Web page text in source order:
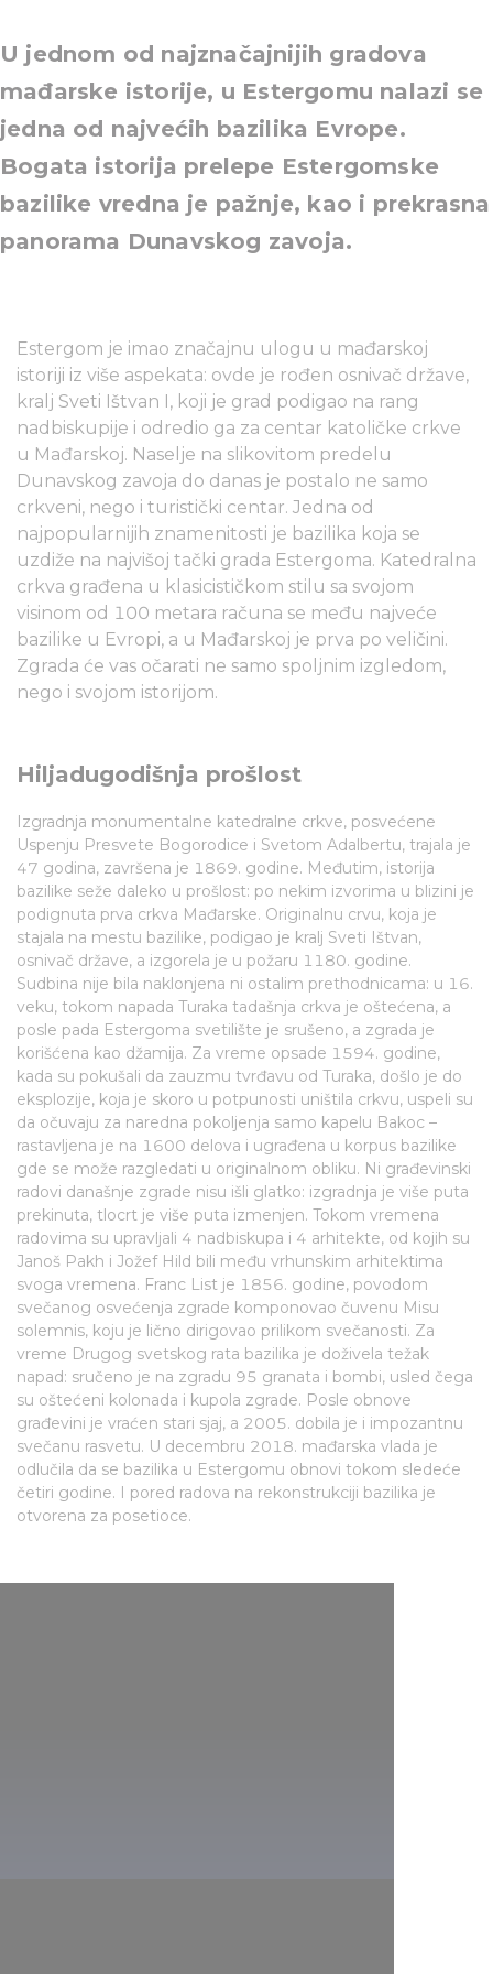
U jednom od najznačajnijih gradova
mađarske istorije, u Estergomu nalazi se
jedna od najvećih bazilika Evrope.
Bogata istorija prelepe Estergomske
bazilike vredna je pažnje, kao i prekrasna
panorama Dunavskog zavoja.
Estergom je imao značajnu ulogu u mađarskoj
istoriji iz više aspekata: ovde je rođen osnivač države,
kralj Sveti Ištvan I, koji je grad podigao na rang
nadbiskupije i odredio ga za centar katoličke crkve
u Mađarskoj. Naselje na slikovitom predelu
Dunavskog zavoja do danas je postalo ne samo
crkveni, nego i turistički centar. Jedna od
najpopularnijih znamenitosti je bazilika koja se
uzdiže na najvišoj tački grada Estergoma. Katedralna
crkva građena u klasicističkom stilu sa svojom
visinom od 100 metara računa se među najveće
bazilike u Evropi, a u Mađarskoj je prva po veličini.
Zgrada će vas očarati ne samo spoljnim izgledom,
nego i svojom istorijom.
Hiljadugodišnja prošlost
Izgradnja monumentalne katedralne crkve, posvećene
Uspenju Presvete Bogorodice i Svetom Adalbertu, trajala je
47 godina, završena je 1869. godine. Međutim, istorija
bazilike seže daleko u prošlost: po nekim izvorima u blizini je
podignuta prva crkva Mađarske. Originalnu crvu, koja je
stajala na mestu bazilike, podigao je kralj Sveti Ištvan,
osnivač države, a izgorela je u požaru 1180. godine.
Sudbina nije bila naklonjena ni ostalim prethodnicama: u 16.
veku, tokom napada Turaka tadašnja crkva je oštećena, a
posle pada Estergoma svetilište je srušeno, a zgrada je
korišćena kao džamija. Za vreme opsade 1594. godine,
kada su pokušali da zauzmu tvrđavu od Turaka, došlo je do
eksplozije, koja je skoro u potpunosti uništila crkvu, uspeli su
da očuvaju za naredna pokoljenja samo kapelu Bakoc –
rastavljena je na 1600 delova i ugrađena u korpus bazilike
gde se može razgledati u originalnom obliku. Ni građevinski
radovi današnje zgrade nisu išli glatko: izgradnja je više puta
prekinuta, tlocrt je više puta izmenjen. Tokom vremena
radovima su upravljali 4 nadbiskupa i 4 arhitekte, od kojih su
Janoš Pakh i Jožef Hild bili među vrhunskim arhitektima
svoga vremena. Franc List je 1856. godine, povodom
svečanog osvećenja zgrade komponovao čuvenu Misu
solemnis, koju je lično dirigovao prilikom svečanosti. Za
vreme Drugog svetskog rata bazilika je doživela težak
napad: sručeno je na zgradu 95 granata i bombi, usled čega
su oštećeni kolonada i kupola zgrade. Posle obnove
građevini je vraćen stari sjaj, a 2005. dobila je i impozantnu
svečanu rasvetu. U decembru 2018. mađarska vlada je
odlučila da se bazilika u Estergomu obnovi tokom sledeće
četiri godine. I pored radova na rekonstrukciji bazilika je
otvorena za posetioce.